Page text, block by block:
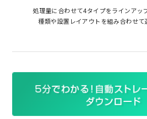
処理量に合わせて4タイプをラインアッ
種類や設置レイアウトを組み合わせて